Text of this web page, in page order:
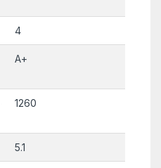
4
A+
1260
5.1